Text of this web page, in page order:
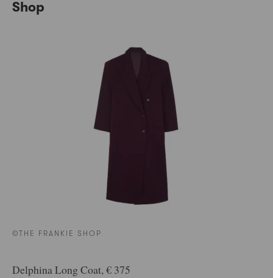
Shop
©THE FRANKIE SHOP
Delphina Long Coat, € 375